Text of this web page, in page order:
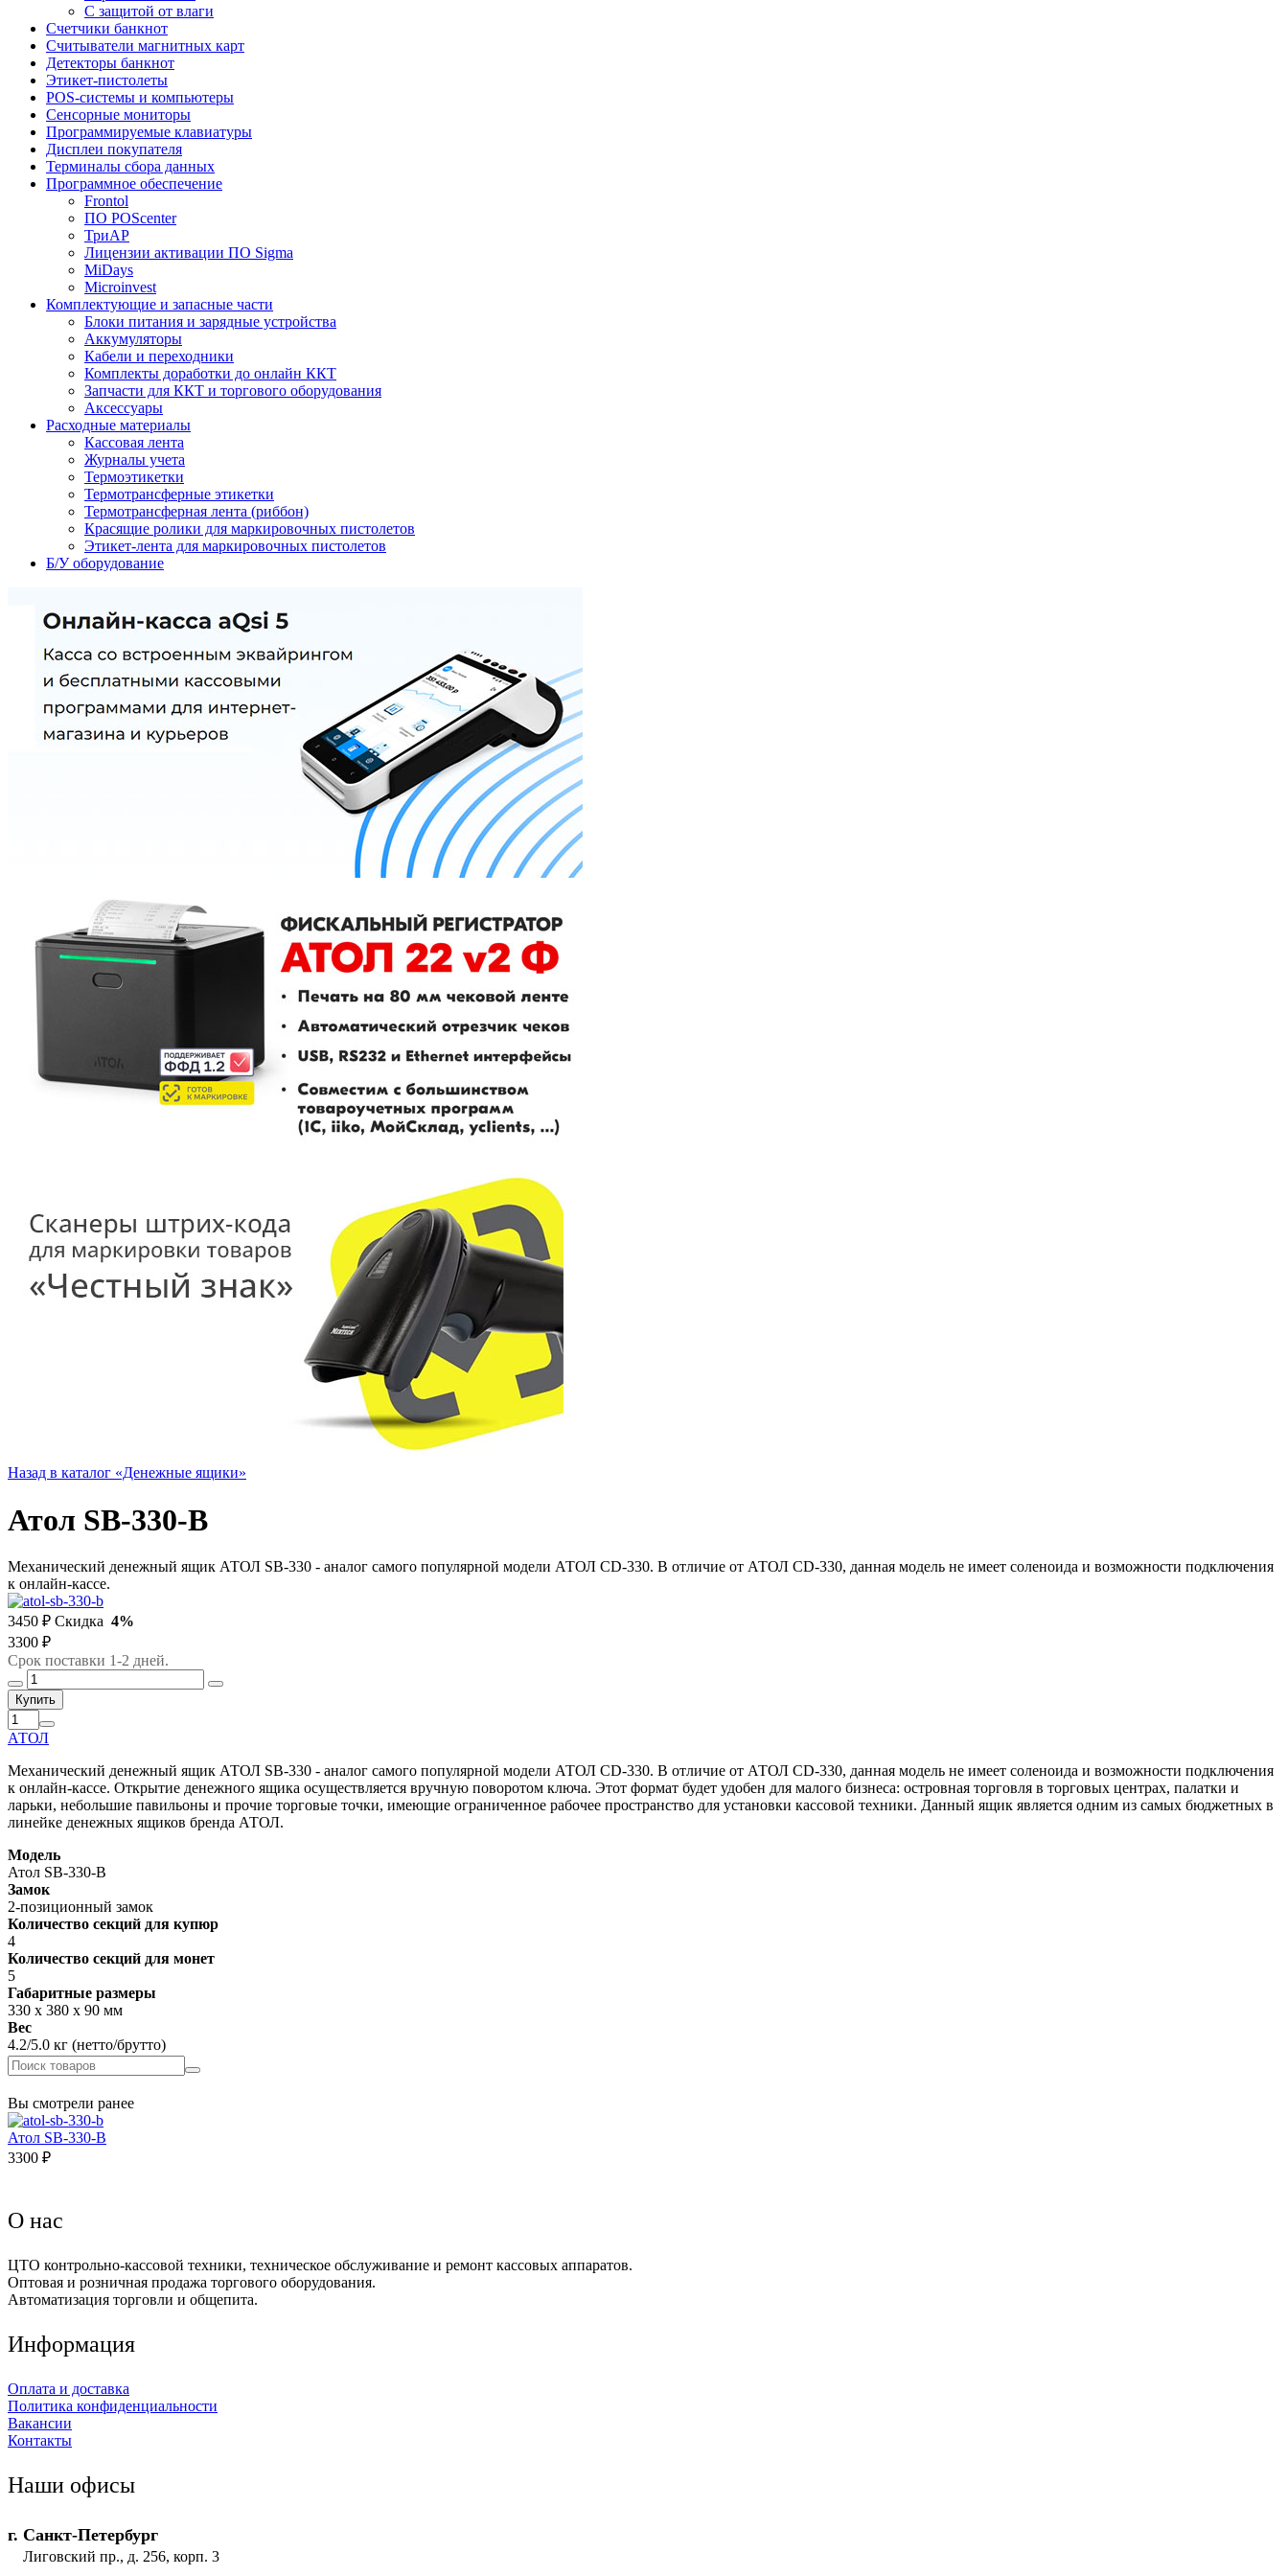
C защитой от влаги
Счетчики банкнот
Считыватели магнитных карт
Детекторы банкнот
Этикет-пистолеты
POS-системы и компьютеры
Сенсорные мониторы
Программируемые клавиатуры
Дисплеи покупателя
Терминалы сбора данных
Программное обеспечение
Frontol
ПО POScenter
ТриАР
Лицензии активации ПО Sigma
MiDays
Microinvest
Комплектующие и запасные части
Блоки питания и зарядные устройства
Аккумуляторы
Кабели и переходники
Комплекты доработки до онлайн ККТ
Запчасти для ККТ и торгового оборудования
Аксессуары
Расходные материалы
Кассовая лента
Журналы учета
Термоэтикетки
Термотрансферные этикетки
Термотрансферная лента (риббон)
Красящие ролики для маркировочных пистолетов
Этикет-лента для маркировочных пистолетов
Б/У оборудование
Назад в каталог «Денежные ящики»
Атол SB-330-B
Механический денежный ящик АТОЛ SB-330 - аналог самого популярной модели АТОЛ CD-330. В отличие от АТОЛ CD-330, данная модель не имеет соленоида и возможности подключения
к онлайн-кассе.
3450 ₽ Скидка 4%
3300 ₽
Срок поставки 1-2 дней.
Купить
АТОЛ
Механический денежный ящик АТОЛ SB-330 - аналог самого популярной модели АТОЛ CD-330. В отличие от АТОЛ CD-330, данная модель не имеет соленоида и возможности подключения
к онлайн-кассе. Открытие денежного ящика осуществляется вручную поворотом ключа. Этот формат будет удобен для малого бизнеса: островная торговля в торговых центрах, палатки и
ларьки, небольшие павильоны и прочие торговые точки, имеющие ограниченное рабочее пространство для установки кассовой техники. Данный ящик является одним из самых бюджетных в
линейке денежных ящиков бренда АТОЛ.
Модель
Атол SB-330-B
Замок
2-позиционный замок
Количество секций для купюр
4
Количество секций для монет
5
Габаритные размеры
330 х 380 х 90 мм
Вес
4.2/5.0 кг (нетто/брутто)
Вы смотрели ранее
Атол SB-330-B
3300 ₽
О нас
ЦТО контрольно-кассовой техники, техническое обслуживание и ремонт кассовых аппаратов.
Оптовая и розничная продажа торгового оборудования.
Автоматизация торговли и общепита.
Информация
Оплата и доставка
Политика конфиденциальности
Вакансии
Контакты
Наши офисы
г. Санкт-Петербург
Лиговский пр., д. 256, корп. 3